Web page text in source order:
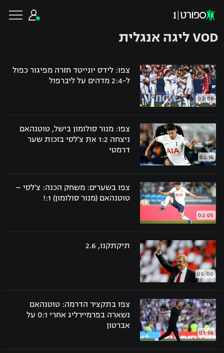
VOD
תוצאות
כדורגל ישראלי
ליגה לאומית
גביע הטוטו
ליגיונרים
גביע המדינה
מכבי חיפה
מכבי תל אביב
הפועל תל אביב
כדורגל עולמי
ליגת האלופות
ליגה אנגלית
ליגה גרמנית
ליגה ספרדית
ליגה איטלקית
ליגה הולנדית
ליגה טורקית
כדורסל ישראלי
ליגת ווינר סל
ליגה לאומית
מכבי תל אביב
הפועל חולון
הפועל ירושלים
דני אבדיה
כדורסל עולמי
NBA
יורוליג
יורוקאפ
ענפים נוספים
טניס
כדוריד
כדורעף
שחייה
VOD ליגה אנגלית
02:09
צפו: לידס יונייטד חזרה מפיגור כפול
ל-2:4 מדהים על ליברפול
02:16
צפו: מנור סולומון בישל, טוטנהאם
ניצחה 1:2 את צ'לסי בזכות שער
דרמטי
02:05
צפו בשערים: משחק הכנה: צ'לסי –
טוטנהאם (מנור סולומון) 1:!
05:00
תיקתקנו, 2.6
01:56
צפו בתקציר הדרמה: טוטנהאם
נשארה בפרמיירליג אחרי 0:1 על
אברטון